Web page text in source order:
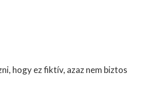
hogy ez fiktív, azaz nem biztos